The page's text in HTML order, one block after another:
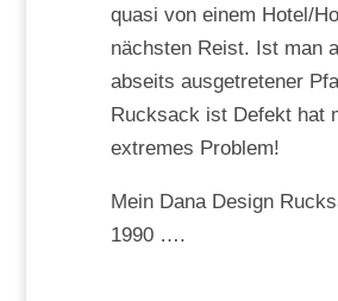
quasi von einem Hotel/
nächsten Reist. Ist man
abseits ausgetretener
Rucksack ist Defekt hat
extremes Problem!
Mein Dana Design
1990 ….